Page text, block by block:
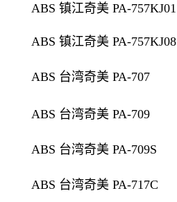
ABS 镇江奇美 PA-757KJ01
ABS 镇江奇美 PA-757KJ08
ABS 台湾奇美 PA-707
ABS 台湾奇美 PA-709
ABS 台湾奇美 PA-709S
ABS 台湾奇美 PA-717C